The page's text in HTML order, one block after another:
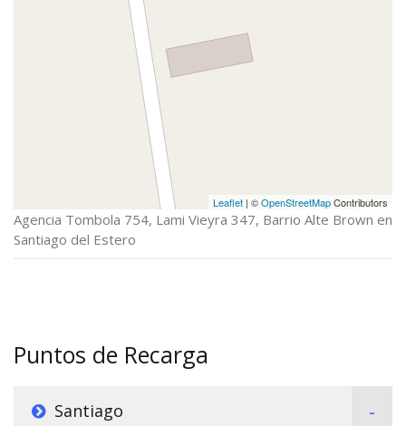
Leaflet | ©OpenStreetMapContributors
Agencia Tombola 754, Lami Vieyra 347, Barrio Alte Brown en
Santiago del Estero
Puntos de Recarga
Santiago